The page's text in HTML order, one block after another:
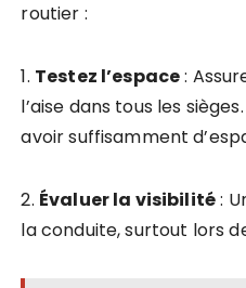
routier :
1. Testez l’espace:
l’aise dans tous les
avoir suffisamment
2. Évaluer la visibilité:
la conduite, surtout lors